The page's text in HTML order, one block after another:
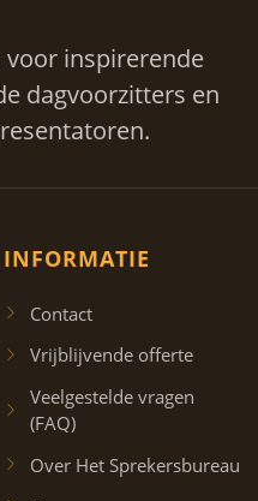
inspirerende
dagvoorzitters en
INFORMATIE
Contact
Vrijblijvende offerte
Veelgestelde vragen
(FAQ)
Over Het Sprekersbureau